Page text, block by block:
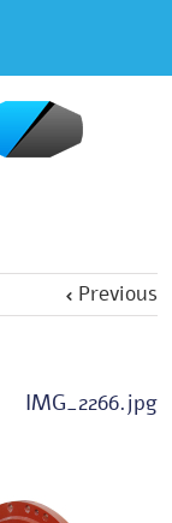
Previous
IMG_2266.jpg